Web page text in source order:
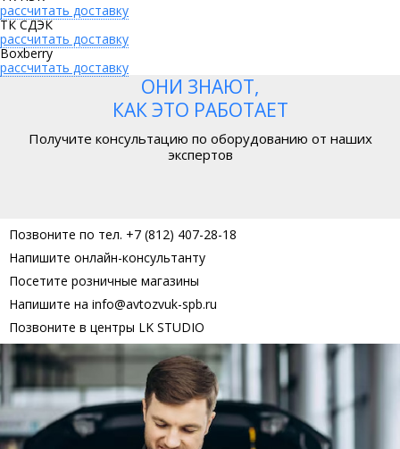
рассчитать доставку
ТК СДЭК
рассчитать доставку
Boxberry
рассчитать доставку
ОНИ ЗНАЮТ,
КАК ЭТО РАБОТАЕТ
Получите консультацию по оборудованию от наших
экспертов
Позвоните по тел. +7 (812) 407-28-18
Напишите онлайн-консультанту
Посетите розничные магазины
Напишите на info@avtozvuk-spb.ru
Позвоните в центры LK STUDIO